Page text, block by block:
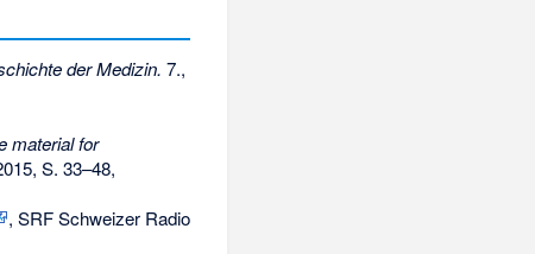
der Medizin. 7.,
material for
S. 33–48,
, SRF Schweizer Radio